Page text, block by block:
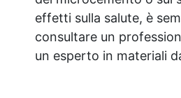
effetti sulla salute, è
consultare un
un esperto in materiali